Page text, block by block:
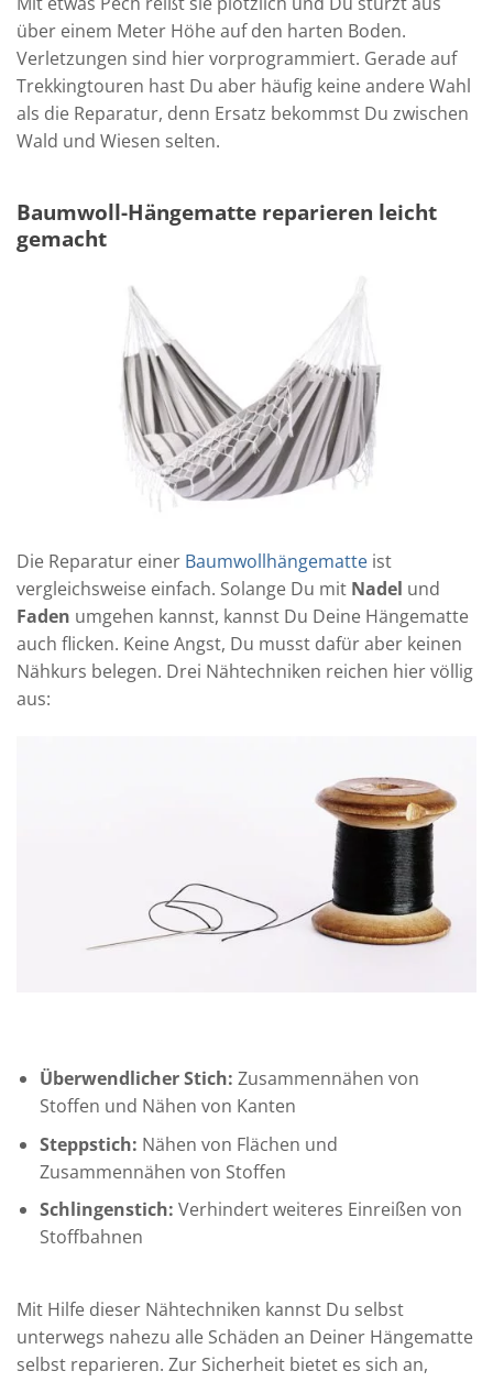
über einem Meter Höhe auf den harten Boden.
Verletzungen sind hier vorprogrammiert. Gerade auf
Trekkingtouren hast Du aber häufig keine andere Wahl
als die Reparatur, denn Ersatz bekommst Du zwischen
Wald und Wiesen selten.
Baumwoll-Hängematte reparieren leicht
gemacht
Die Reparatur einer Baumwollhängematte ist
vergleichsweise einfach. Solange Du mit Nadel und
Faden umgehen kannst, kannst Du Deine Hängematte
auch flicken. Keine Angst, Du musst dafür aber keinen
Nähkurs belegen. Drei Nähtechniken reichen hier völlig
aus:
Überwendlicher Stich: Zusammennähen von
Stoffen und Nähen von Kanten
Steppstich: Nähen von Flächen und
Zusammennähen von Stoffen
Schlingenstich: Verhindert weiteres Einreißen von
Stoffbahnen
Mit Hilfe dieser Nähtechniken kannst Du selbst
unterwegs nahezu alle Schäden an Deiner Hängematte
selbst reparieren. Zur Sicherheit bietet es sich an,